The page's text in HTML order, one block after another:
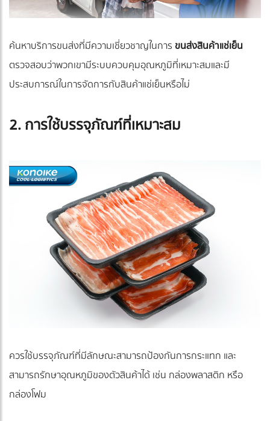
ค้นหาบริการขนส่งที่มีความเชี่ยวชาญในการ ขนส่งสินค้าแช่เย็น
ตรวจสอบว่าพวกเขามีระบบควบคุมอุณหภูมิที่เหมาะสมและมี
ประสบการณ์ในการจัดการกับสินค้าแช่เย็นหรือไม่
2. การใช้บรรจุภัณฑ์ที่เหมาะสม
ควรใช้บรรจุภัณฑ์ที่มีลักษณะสามารถป้องกันการกระแทก และ
สามารถรักษาอุณหภูมิของตัวสินค้าได้ เช่น กล่องพลาสติก หรือ
กล่องโฟม